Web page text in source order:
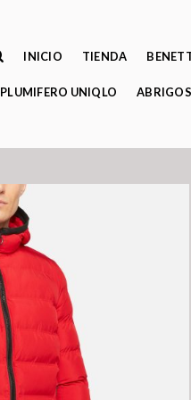
INICIO TIENDA
PLUMIFERO UNIQLO